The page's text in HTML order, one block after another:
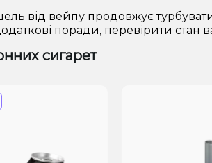
від вейпу продовжує
поради, перевірити стан
сигарет